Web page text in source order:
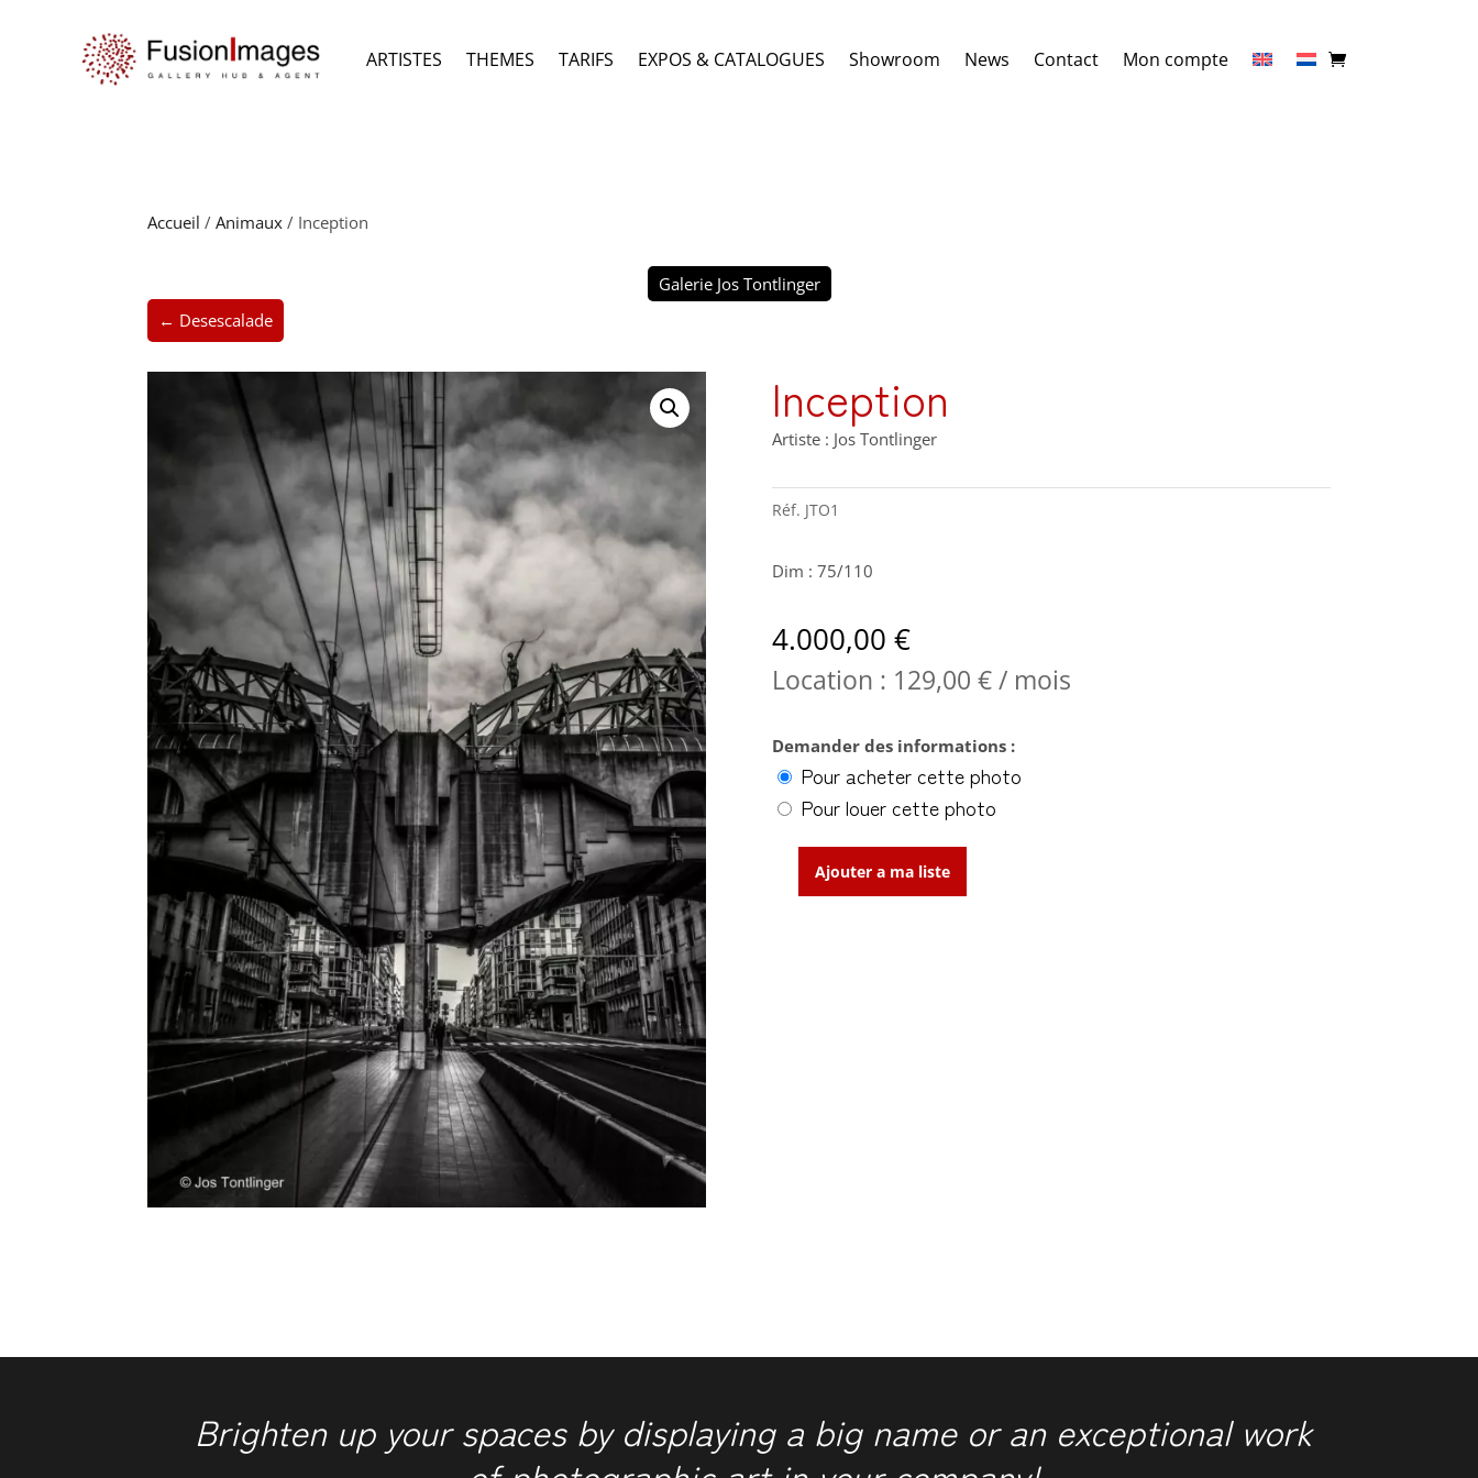
ARTISTES THEMES TARIFS EXPOS & CATALOGUES Showroom News Contact Mon compte
Accueil /Animaux / Inception
Galerie Jos Tontlinger
← Desescalade
Inception
Artiste : Jos Tontlinger
Réf. JTO1
Dim : 75/110
4.000,00 €
Location : 129,00 €/ mois
Demander des informations :
Pour acheter cette photo
Pour louer cette photo
quantitéAjouter a ma liste
Brighten up your spaces by displaying a big name or an exceptional work